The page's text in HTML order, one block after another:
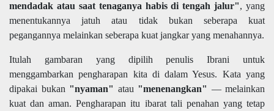
mendadak atau saat tenaganya habis di tengah jalur", yang
menentukannya jatuh atau tidak bukan seberapa kuat
pegangannya melainkan seberapa kuat jangkar yang menahannya.
Itulah gambaran yang dipilih penulis Ibrani untuk
menggambarkan pengharapan kita di dalam Yesus. Kata yang
dipakai bukan "nyaman" atau "menenangkan" — melainkan
kuat dan aman. Pengharapan itu ibarat tali penahan yang tetap